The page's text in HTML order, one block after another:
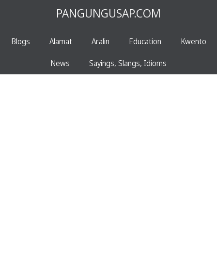
PANGUNGUSAP.COM
Blogs Alamat Aralin Education Kwento
News Sayings, Slangs, Idioms